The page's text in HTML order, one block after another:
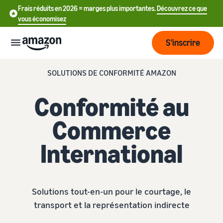
Frais réduits en 2026 = marges plus importantes.Découvrez ce que
vous économisez
Commencer
Commencez
à vendre
sur Amazon
Introduction à la vente
Créez votre compte
Expédier
d'ensemble
Expédié par Amazon
Grandir
plus de
clients
Connaître
S'inscrire
SOLUTIONS DE CONFORMITÉ AMAZON
Conformité au
Commerce
International
Solutions tout-en-un pour le courtage, le
transport et la représentation indirecte